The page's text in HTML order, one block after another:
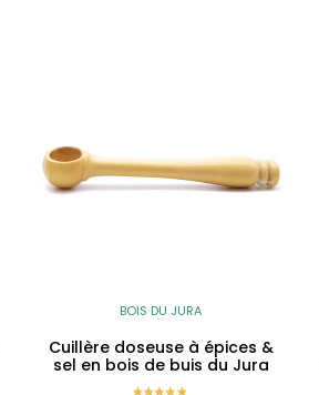
BOIS DU JURA
Cuillère doseuse à épices &
sel en bois de buis du Jura